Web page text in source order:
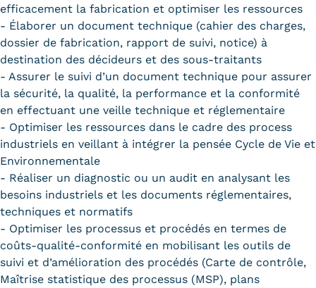
efficacement la fabrication et optimiser les ressources
- Élaborer un document technique (cahier des charges,
dossier de fabrication, rapport de suivi, notice) à
destination des décideurs et des sous-traitants
- Assurer le suivi d’un document technique pour assurer
la sécurité, la qualité, la performance et la conformité
en effectuant une veille technique et réglementaire
- Optimiser les ressources dans le cadre des process
industriels en veillant à intégrer la pensée Cycle de Vie et
Environnementale
- Réaliser un diagnostic ou un audit en analysant les
besoins industriels et les documents réglementaires,
techniques et normatifs
- Optimiser les processus et procédés en termes de
coûts-qualité-conformité en mobilisant les outils de
suivi et d’amélioration des procédés (Carte de contrôle,
Maîtrise statistique des processus (MSP), plans